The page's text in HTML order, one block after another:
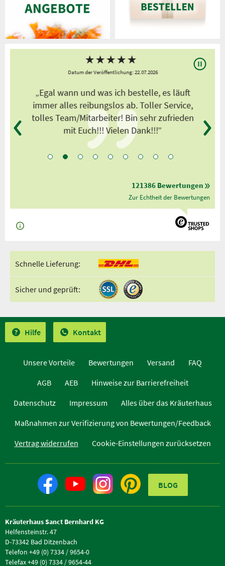
★★★★★
Datum der Veröffentlichung: 22.07.2026
„Egal wann und was ich bestelle, es läuft
immer alles reibungslos ab. Toller Service,
tolles Team/Mitarbeiter! Bin sehr zufrieden
mit Euch!!! Vielen Dank!!!”
121386 Bewertungen
Zur Echtheit der Bewertungen
Schnelle Lieferung:
Sicher und geprüft:
Hilfe Kontakt
Unsere Vorteile Bewertungen Versand
FAQ
AGB
AEB
Hinweise zur Barrierefreiheit
Datenschutz
Impressum
Alles über das Kräuterhaus
Maßnahmen zur Verifizierung von Bewertungen/Feedback
Vertrag widerrufen
Cookie-Einstellungen zurücksetzen
BLOG
Kräuterhaus Sanct Bernhard KG
Helfensteinstr. 47
D-73342 Bad Ditzenbach
Telefon +49 (0) 7334 / 9654-0
Telefax +49 (0) 7334 / 9654-44